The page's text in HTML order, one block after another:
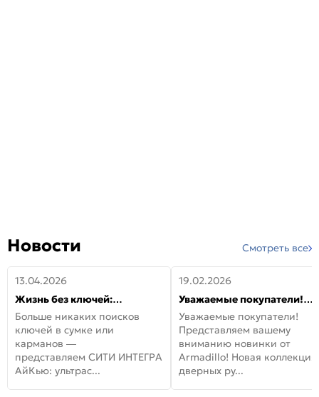
Новости Смотреть все
13.04.2026
Жизнь без ключей:
встречайте новую дверь
СИТИ ИНТЕГРА АйКью!
Больше никаких поисков
ключей в сумке или
карманов —
представляем СИТИ ИНТЕГРА
АйКью: ультрас...
19.02.2026
Уважаемые покупатели!
Представляем вашему
вниманию новинки от
Armadillo!
Уважаемые покупатели!
Представляем вашему
вниманию новинки от
Armadillo! Новая коллекция
дверных ру...